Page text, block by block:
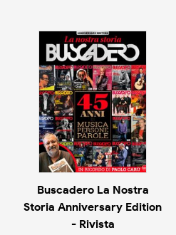
Buscadero La Nostra
Storia Anniversary Edition
- Rivista